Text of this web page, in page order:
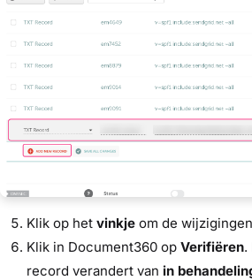
Klik op het vinkje om de
Klik in Document360 op Verifiëren.
record verandert van in